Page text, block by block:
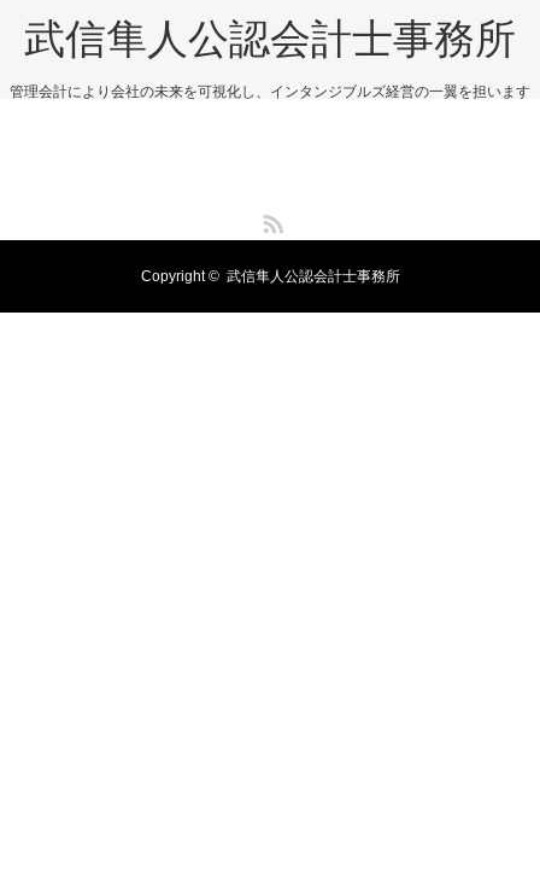
武信隼人公認会計士事務所
管理会計により会社の未来を可視化し、インタンジブルズ経営の一翼を担います
Copyright © 武信隼人公認会計士事務所